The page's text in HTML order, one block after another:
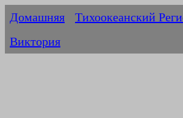
Домашняя Тихоокеанский
Виктория